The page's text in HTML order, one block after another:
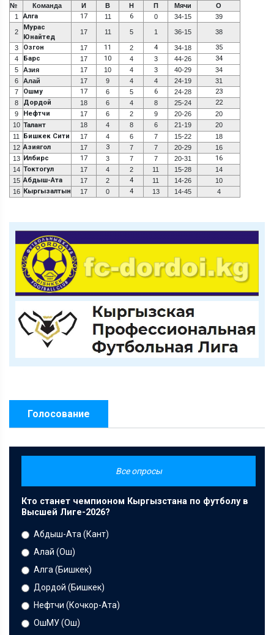
№ Команда И В Н П Мячи
О
1
Алга 17 11 6 0 34-15 39
2
Мурас
Юнайтед
17 11 5 1 36-15 38
3 Озгон 17 11 2 4 34-18 35
4 Барс 17 10 4 3 44-26 34
5 Азия 17 10 4 3 40-29
34
6
Алай 17 9 4 4 24-19
31
7
Ошму 17 6 5 6 24-28 23
8 Дордой 18 6 4 8 25-24 22
9 Нефтчи 17 6 2 9 20-26
20
10 Талант 18 4 8 6 21-19
20
11
Бишкек Сити 17 4 6 7 15-22
18
12 Азиягол 17 3 7 7 20-29
16
13 Илбирс 17 3 7 7 20-31 16
14 Токтогул 17 4 2 11 15-28
14
15 Абдыш-Ата 17 2 4 11 14-26
10
16 Кыргызалтын 17 0 4 13 14-45 4
Голосование
Все опросы
Кто станет чемпионом Кыргызстана по футболу в
Высшей Лиге-2026?
Абдыш-Ата (Кант)
Алай (Ош)
Алга (Бишкек)
Дордой (Бишкек)
Нефтчи (Кочкор-Ата)
ОшМУ (Ош)